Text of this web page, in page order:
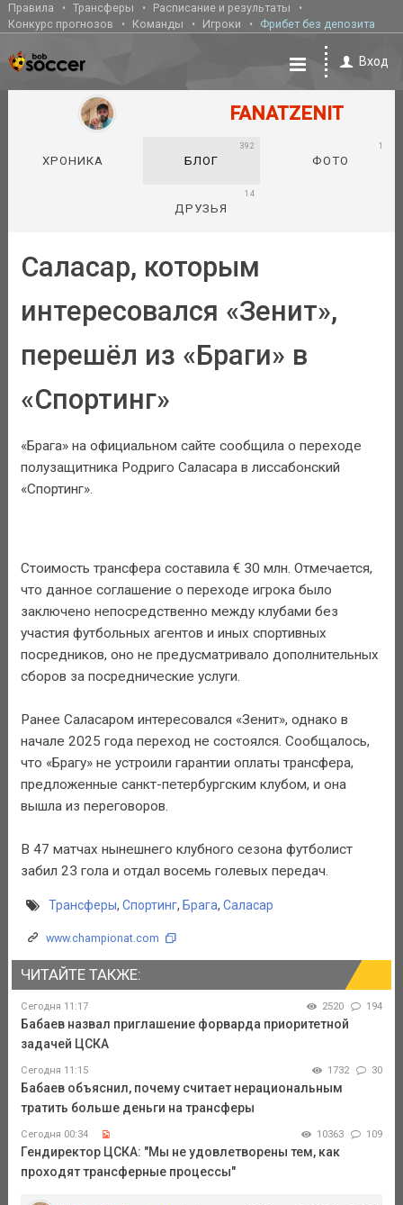
Правила Трансферы
Расписание и результаты
Конкурс прогнозов
Команды Игроки Фрибет без депозита
Вход
FANATZENIT
ХРОНИКА БЛОГ
392
ФОТО
1
ДРУЗЬЯ
14
Саласар, которым
интересовался «Зенит»,
перешёл из «Браги» в
«Спортинг»
«Брага» на официальном сайте сообщила о переходе
полузащитника Родриго Саласара в лиссабонский
«Спортинг».
Стоимость трансфера составила € 30 млн. Отмечается,
что данное соглашение о переходе игрока было
заключено непосредственно между клубами без
участия футбольных агентов и иных спортивных
посредников, оно не предусматривало дополнительных
сборов за посреднические услуги.
Ранее Саласаром интересовался «Зенит», однако в
начале 2025 года переход не состоялся. Сообщалось,
что «Брагу» не устроили гарантии оплаты трансфера,
предложенные санкт-петербургским клубом, и она
вышла из переговоров.
В 47 матчах нынешнего клубного сезона футболист
забил 23 гола и отдал восемь голевых передач.
Трансферы, Спортинг, Брага, Саласар
www.championat.com
ЧИТАЙТЕ ТАКЖЕ:
Сегодня 11:17 2520 194
Бабаев назвал приглашение форварда приоритетной
задачей ЦСКА
Сегодня 11:15 1732 30
Бабаев объяснил, почему считает нерациональным
тратить больше деньги на трансферы
Сегодня 00:34 10363 109
Гендиректор ЦСКА: "Мы не удовлетворены тем, как
проходят трансферные процессы"